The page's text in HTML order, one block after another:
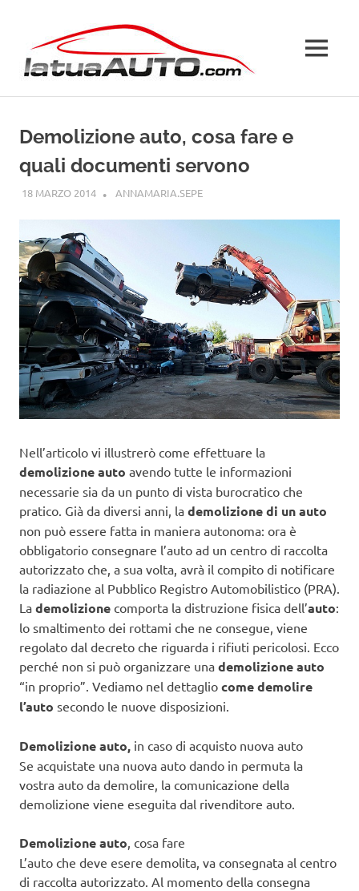
contenuto
MENU
Demolizione auto, cosa fare e
quali documenti servono
18 MARZO 2014 ANNAMARIA.SEPEGUIDE
Nell’articolo vi illustrerò come effettuare la
demolizione auto avendo tutte le informazioni
necessarie sia da un punto di vista burocratico che
pratico. Già da diversi anni, la demolizione di un auto
non può essere fatta in maniera autonoma: ora è
obbligatorio consegnare l’auto ad un centro di raccolta
autorizzato che, a sua volta, avrà il compito di notificare
la radiazione al Pubblico Registro Automobilistico (PRA).
La demolizione comporta la distruzione fisica dell’auto:
lo smaltimento dei rottami che ne consegue, viene
regolato dal decreto che riguarda i rifiuti pericolosi. Ecco
perché non si può organizzare una demolizione auto
“in proprio”. Vediamo nel dettaglio come demolire
l’auto secondo le nuove disposizioni.
Demolizione auto, in caso di acquisto nuova auto
Se acquistate una nuova auto dando in permuta la
vostra auto da demolire, la comunicazione della
demolizione viene eseguita dal rivenditore auto.
Demolizione auto , cosa fare
L’auto che deve esere demolita, va consegnata al centro
di raccolta autorizzato. Al momento della consegna